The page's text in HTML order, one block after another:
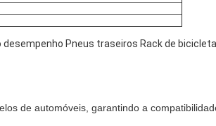
de automóveis, garantindo a